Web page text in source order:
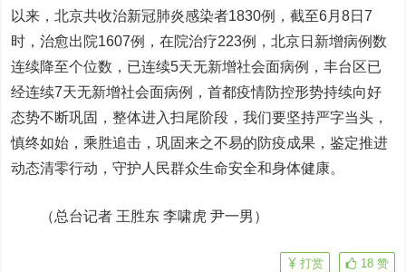
以来，北京共收治新冠肺炎感染者1830例，截至6月8日7
时，治愈出院1607例，在院治疗223例，北京日新增病例数
连续降至个位数，已连续5天无新增社会面病例，丰台区已
经连续7天无新增社会面病例，首都疫情防控形势持续向好
态势不断巩固，整体进入扫尾阶段，我们要坚持严字当头，
慎终如始，乘胜追击，巩固来之不易的防疫成果，鉴定推进
动态清零行动，守护人民群众生命安全和身体健康。
（总台记者 王胜东 李啸虎 尹一男）
18 赞
打赏